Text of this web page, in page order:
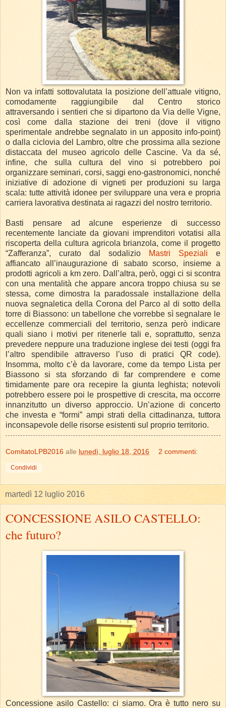
Non va infatti sottovalutata la posizione dell’attuale vitigno,
comodamente raggiungibile dal Centro storico
attraversando i sentieri che si dipartono da Via delle Vigne,
così come dalla stazione dei treni (dove il vitigno
sperimentale andrebbe segnalato in un apposito info-point)
o dalla ciclovia del Lambro, oltre che prossima alla sezione
distaccata del museo agricolo delle Cascine. Va da sé,
infine, che sulla cultura del vino si potrebbero poi
organizzare seminari, corsi, saggi eno-gastronomici, nonché
iniziative di adozione di vigneti per produzioni su larga
scala: tutte attività idonee per sviluppare una vera e propria
carriera lavorativa destinata ai ragazzi del nostro territorio.
Basti pensare ad alcune esperienze di successo
recentemente lanciate da giovani imprenditori votatisi alla
riscoperta della cultura agricola brianzola, come il progetto
“Zafferanza”, curato dal sodalizio
Mastri Speziali e
affiancato all’inaugurazione di sabato scorso, insieme a
prodotti agricoli a km zero. Dall’altra, però, oggi ci si scontra
con una mentalità che appare ancora troppo chiusa su se
stessa, come dimostra la paradossale installazione della
nuova segnaletica della Corona del Parco al di sotto della
torre di Biassono: un tabellone che vorrebbe sì segnalare le
eccellenze commerciali del territorio, senza però indicare
quali siano i motivi per ritenerle tali e, soprattutto, senza
prevedere neppure una traduzione inglese dei testi (oggi fra
l’altro spendibile attraverso l’uso di pratici QR code).
Insomma, molto c’è da lavorare, come da tempo Lista per
Biassono si sta sforzando di far comprendere e come
timidamente pare ora recepire la giunta leghista; notevoli
potrebbero essere poi le prospettive di crescita, ma occorre
innanzitutto un diverso approccio. Un’azione di concerto
che investa e “formi” ampi strati della cittadinanza, tuttora
inconsapevole delle risorse esistenti sul proprio territorio.
ComitatoLPB2016 alle lunedì, luglio 18, 2016 2 commenti:
Condividi
martedì 12 luglio 2016
CONCESSIONE ASILO CASTELLO:
che futuro?
Concessione asilo Castello: ci siamo. Ora è tutto nero su